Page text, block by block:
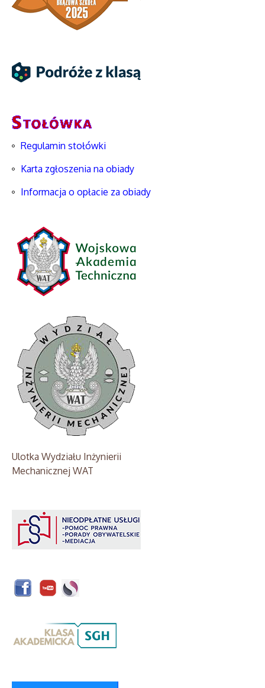
Regulamin stołówki
Karta zgłoszenia na obiady
Informacja o opłacie za obiady
Ulotka Wydziału Inżynierii
Mechanicznej WAT